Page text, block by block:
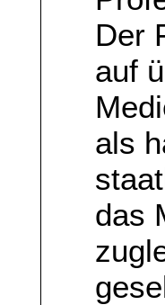
Der
auf
als
das